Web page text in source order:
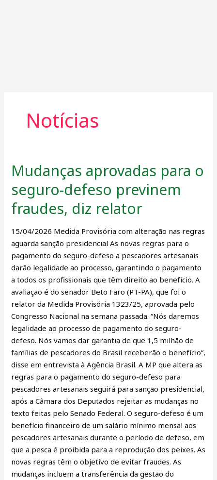
Notícias
Mudanças aprovadas para o
seguro-defeso previnem
fraudes, diz relator
15/04/2026 Medida Provisória com alteração nas regras
aguarda sanção presidencial As novas regras para o
pagamento do seguro-defeso a pescadores artesanais
darão legalidade ao processo, garantindo o pagamento
a todos os profissionais que têm direito ao benefício. A
avaliação é do senador Beto Faro (PT-PA), que foi o
relator da Medida Provisória 1323/25, aprovada pelo
Congresso Nacional na semana passada. “Nós daremos
legalidade ao processo de pagamento do seguro-
defeso. Nós vamos dar garantia de que 1,5 milhão de
famílias de pescadores do Brasil receberão o benefício”,
disse em entrevista à Agência Brasil. A MP que altera as
regras para o pagamento do seguro-defeso para
pescadores artesanais seguirá para sanção presidencial,
após a Câmara dos Deputados rejeitar as mudanças no
texto feitas pelo Senado Federal. O seguro-defeso é um
benefício financeiro de um salário mínimo mensal aos
pescadores artesanais durante o período de defeso, em
que a pesca é proibida para a reprodução dos peixes. As
novas regras têm o objetivo de evitar fraudes. As
mudanças incluem a transferência da gestão do
Mudanças
aprovadas
para
o
seguro-
defeso
previnem
fraudes,
diz
relator